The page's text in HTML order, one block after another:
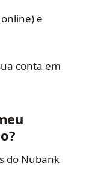
e
conta em
do Nubank